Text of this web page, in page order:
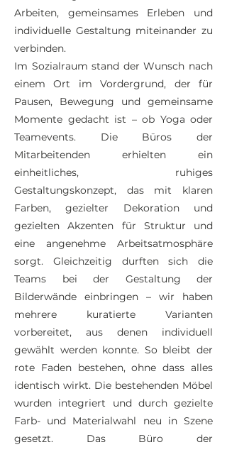
Arbeiten, gemeinsames Erleben und
individuelle Gestaltung miteinander zu
verbinden.
Im Sozialraum stand der Wunsch nach
einem Ort im Vordergrund, der für
Pausen, Bewegung und gemeinsame
Momente gedacht ist – ob Yoga oder
Teamevents. Die Büros der
Mitarbeitenden erhielten ein
einheitliches, ruhiges
Gestaltungskonzept, das mit klaren
Farben, gezielter Dekoration und
gezielten Akzenten für Struktur und
eine angenehme Arbeitsatmosphäre
sorgt. Gleichzeitig durften sich die
Teams bei der Gestaltung der
Bilderwände einbringen – wir haben
mehrere kuratierte Varianten
vorbereitet, aus denen individuell
gewählt werden konnte. So bleibt der
rote Faden bestehen, ohne dass alles
identisch wirkt. Die bestehenden Möbel
wurden integriert und durch gezielte
Farb- und Materialwahl neu in Szene
gesetzt. Das Büro der